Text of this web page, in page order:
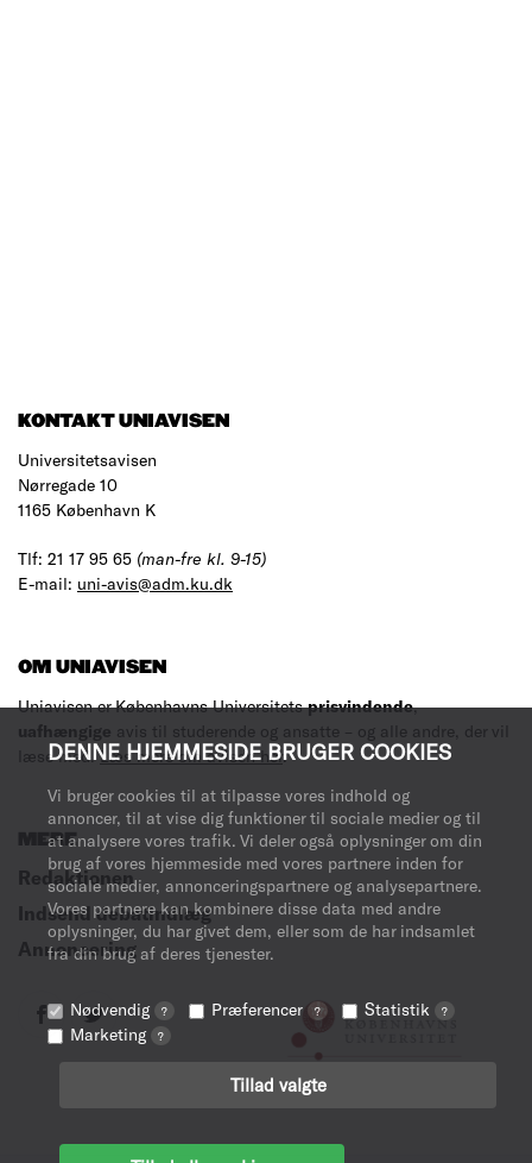
DENNE HJEMMESIDE BRUGER COOKIES
Vi bruger cookies til at tilpasse vores indhold og
annoncer, til at vise dig funktioner til sociale medier og til
at analysere vores trafik. Vi deler også oplysninger om din
brug af vores hjemmeside med vores partnere inden for
sociale medier, annonceringspartnere og analysepartnere.
Vores partnere kan kombinere disse data med andre
oplysninger, du har givet dem, eller som de har indsamlet
fra din brug af deres tjenester.
Nødvendig ? Præferencer ? Statistik ?
Marketing ?
Tillad valgte
KONTAKT UNIAVISEN
Universitetsavisen
Nørregade 10
1165 København K
Tlf: 21 17 95 65 (man-fre kl. 9-15)
E-mail: uni-avis@adm.ku.dk
OM UNIAVISEN
Uniavisen er Københavns Universitetsprisvindende,
uafhængige avis til studerende og ansatte – og alle andre, der vil
læse med.Læs mere om avisen her.
MERE
Redaktionen
Indsend debatindlæg
Annoncering